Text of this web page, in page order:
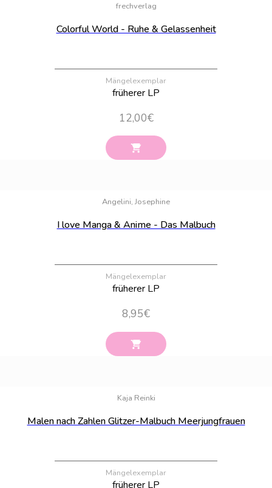
frechverlag
Colorful World - Ruhe & Gelassenheit
Mängelexemplar
früherer LP
12,00€
Angelini, Josephine
I love Manga & Anime - Das Malbuch
Mängelexemplar
früherer LP
8,95€
Kaja Reinki
Malen nach Zahlen Glitzer-Malbuch Meerjungfrauen
Mängelexemplar
früherer LP